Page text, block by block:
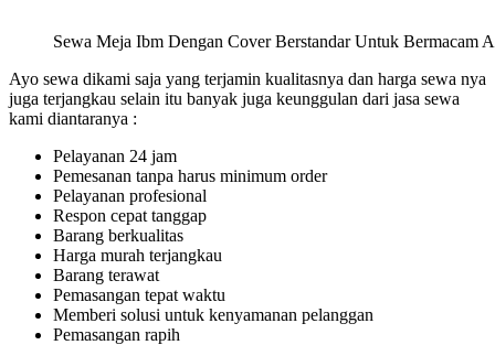
Sewa Meja Ibm Dengan Cover Berstandar Untuk Bermacam
Ayo sewa dikami saja yang terjamin kualitasnya dan harga sewa nya
juga terjangkau selain itu banyak juga keunggulan dari jasa sewa
kami diantaranya :
Pelayanan 24 jam
Pemesanan tanpa harus minimum order
Pelayanan profesional
Respon cepat tanggap
Barang berkualitas
Harga murah terjangkau
Barang terawat
Pemasangan tepat waktu
Memberi solusi untuk kenyamanan pelanggan
Pemasangan rapih